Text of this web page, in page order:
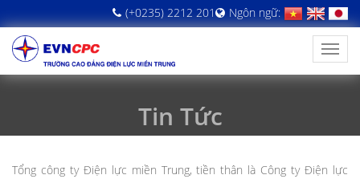
Ngôn ngữ:
(+0235) 2212 201
Tin Tức
Tổng công ty Điện lực miền Trung, tiền thân là Công ty Điện lực